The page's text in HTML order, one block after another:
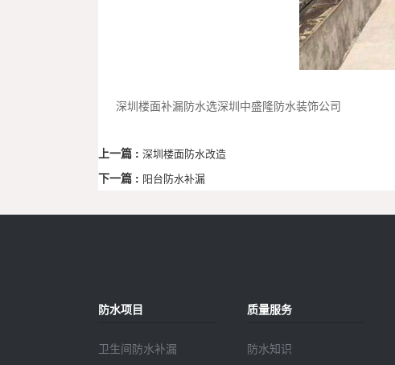
深圳楼面补漏防水选深圳中盛隆防水装饰公司
上一篇 : 深圳楼面防水改造
下一篇 : 阳台防水补漏
防水项目
卫生间防水补漏
质量服务
防水知识